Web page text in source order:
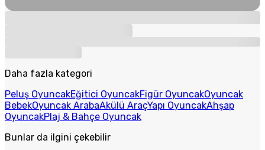
Daha fazla kategori
Peluş OyuncakEğitici OyuncakFigür OyuncakOyuncak
BebekOyuncak ArabaAkülü AraçYapı OyuncakAhşap
OyuncakPlaj & Bahçe Oyuncak
Bunlar da ilgini çekebilir